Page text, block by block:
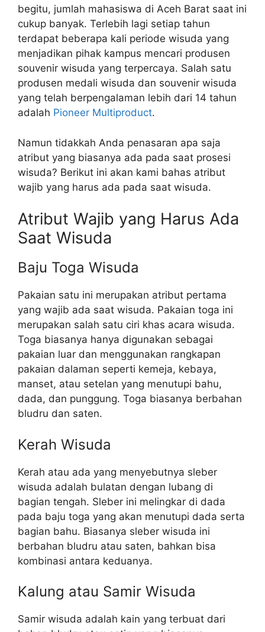
begitu, jumlah mahasiswa di Aceh Barat saat ini
cukup banyak. Terlebih lagi setiap tahun
terdapat beberapa kali periode wisuda yang
menjadikan pihak kampus mencari produsen
souvenir wisuda yang terpercaya. Salah satu
produsen medali wisuda dan souvenir wisuda
yang telah berpengalaman lebih dari 14 tahun
adalah Pioneer Multiproduct.
Namun tidakkah Anda penasaran apa saja
atribut yang biasanya ada pada saat prosesi
wisuda? Berikut ini akan kami bahas atribut
wajib yang harus ada pada saat wisuda.
Atribut Wajib yang Harus Ada
Saat Wisuda
Baju Toga Wisuda
Pakaian satu ini merupakan atribut pertama
yang wajib ada saat wisuda. Pakaian toga ini
merupakan salah satu ciri khas acara wisuda.
Toga biasanya hanya digunakan sebagai
pakaian luar dan menggunakan rangkapan
pakaian dalaman seperti kemeja, kebaya,
manset, atau setelan yang menutupi bahu,
dada, dan punggung. Toga biasanya berbahan
bludru dan saten.
Kerah Wisuda
Kerah atau ada yang menyebutnya sleber
wisuda adalah bulatan dengan lubang di
bagian tengah. Sleber ini melingkar di dada
pada baju toga yang akan menutupi dada serta
bagian bahu. Biasanya sleber wisuda ini
berbahan bludru atau saten, bahkan bisa
kombinasi antara keduanya.
Kalung atau Samir Wisuda
Samir wisuda adalah kain yang terbuat dari